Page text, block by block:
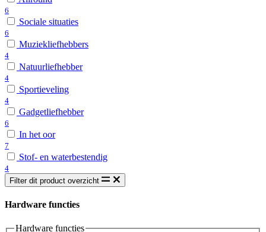
6
Sociale situaties
6
Muziekliefhebbers
4
Natuurliefhebber
4
Sportieveling
4
Gadgetliefhebber
6
In het oor
7
Stof- en waterbestendig
4
Filter dit product overzicht
Hardware functies
Hardware functies